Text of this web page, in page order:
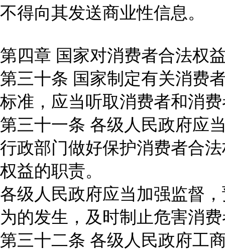
不得向其发送商业性信息。
第四章 国家对消费者合法权
第三十条 国家制定有关消费
标准，应当听取消费者和消
第三十一条 各级人民政府应
行政部门做好保护消费者合
权益的职责。
各级人民政府应当加强监督
为的发生，及时制止危害消
第三十二条 各级人民政府工